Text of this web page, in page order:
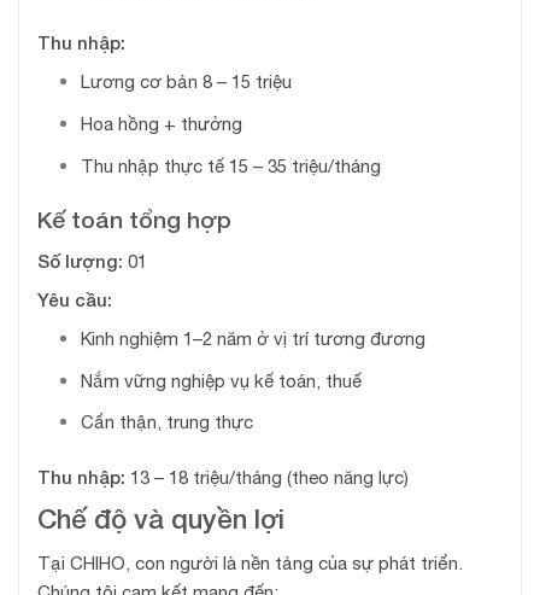
Thu nhập:
Lương cơ bản 8 – 15 triệu
Hoa hồng + thưởng
Thu nhập thực tế 15 – 35 triệu/tháng
Kế toán tổng hợp
Số lượng: 01
Yêu cầu:
Kinh nghiệm 1–2 năm ở vị trí tương đương
Nắm vững nghiệp vụ kế toán, thuế
Cẩn thận, trung thực
Thu nhập: 13 – 18 triệu/tháng (theo năng lực)
Chế độ và quyền lợi
Tại CHIHO, con người là nền tảng của sự phát triển.